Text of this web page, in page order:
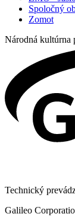
Spoločný
Zomot
Národná kultúrna
Technický
Galileo